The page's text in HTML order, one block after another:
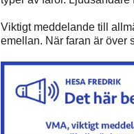
Viktigt meddelande till
emellan. När faran är över